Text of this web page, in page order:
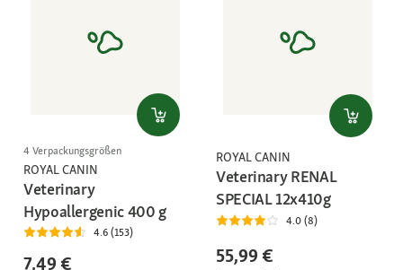
4 Verpackungsgrößen
ROYAL CANIN
Veterinary
Hypoallergenic 400 g
4.6 (153)
7,49 €
ROYAL CANIN
Veterinary RENAL
SPECIAL 12x410g
4.0 (8)
55,99 €